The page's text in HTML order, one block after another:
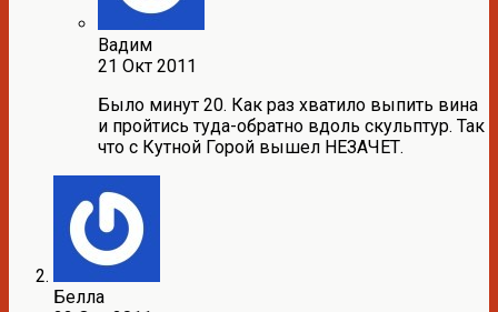
Вадим
21 Окт 2011
Было минут 20. Как раз хватило выпить вина
и пройтись туда-обратно вдоль скульптур. Так
что с Кутной Горой вышел НЕЗАЧЕТ.
Белла